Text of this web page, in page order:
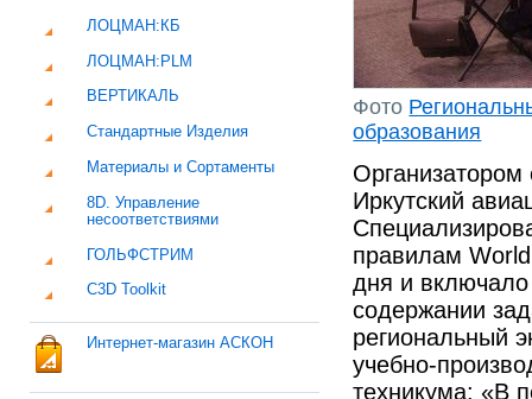
ЛОЦМАН:КБ
ЛОЦМАН:PLM
ВЕРТИКАЛЬ
Стандартные Изделия
Материалы и Сортаменты
8D. Управление
несоответствиями
ГОЛЬФСТРИМ
C3D Toolkit
Интернет-магазин АСКОН
Фото
образования
Организатором
Иркутский
правилам
дня и
содержании
региональный
учебно-
техникума: «В